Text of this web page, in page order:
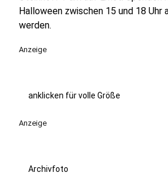
Halloween zwischen 15 und 18 Uhr
werden.
Anzeige
anklicken für volle Größe
Anzeige
Archivfoto